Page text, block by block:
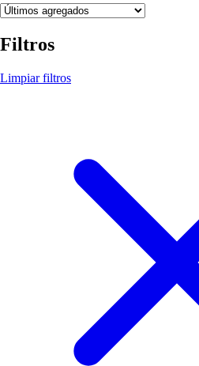
Filtros
Limpiar filtros